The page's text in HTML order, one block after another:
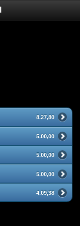
8.27,80
5.00,00
5.00,00
5.00,00
4.09,38